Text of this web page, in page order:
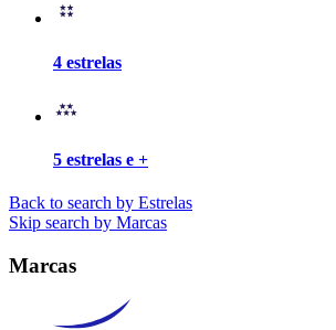
4 estrelas
5 estrelas e +
Back to search by Estrelas
Skip search by Marcas
Marcas